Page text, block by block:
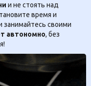
и не стоять над
время и
занимайтесь своими
автономно, без